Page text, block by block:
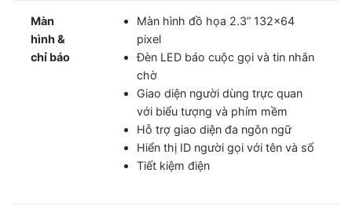
Màn
hình &
chỉ báo
Màn hình đồ họa 2.3” 132×64
pixel
Đèn LED báo cuộc gọi và tin nhắn
chờ
Giao diện người dùng trực quan
với biểu tượng và phím mềm
Hỗ trợ giao diện đa ngôn ngữ
Hiển thị ID người gọi với tên và số
Tiết kiệm điện